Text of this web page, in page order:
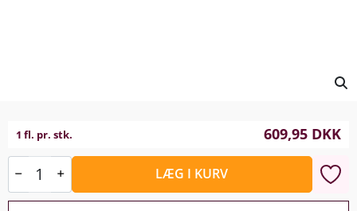
1 fl. pr. stk. 609,95 DKK
LÆG I KURV